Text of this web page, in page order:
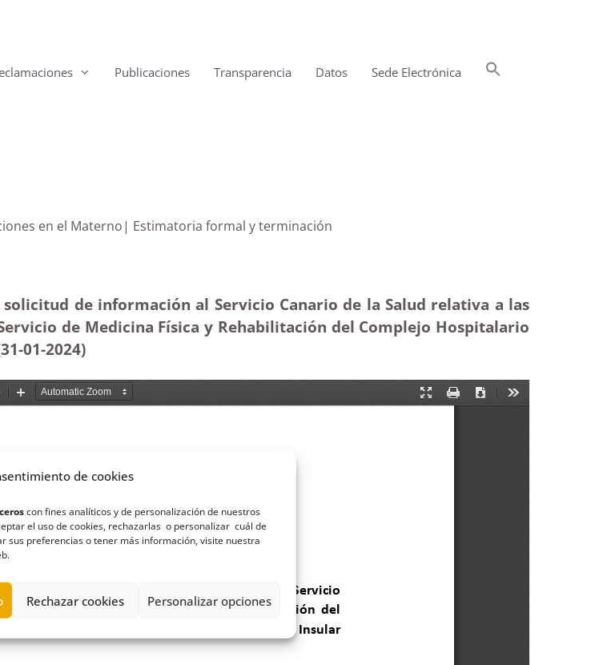
de cookies
con fines analíticos y de personalización de nuestros
el uso de cookies, rechazarlas o personalizar cuál de
sus preferencias o tener más información, visite nuestra
Rechazar cookies Personalizar opciones
Publicaciones Transparencia Datos Sede Electrónica
evaluaciones en el Materno| Estimatoria formal y terminación
de información al Servicio Canario de la Salud relativa a las
de Medicina Física y Rehabilitación del Complejo Hospitalario
01-2024)